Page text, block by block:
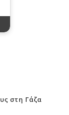
στη Γάζα